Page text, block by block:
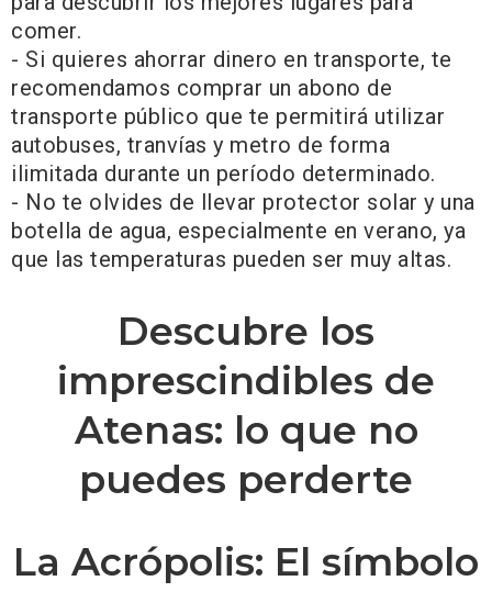
comer.
- Si quieres ahorrar dinero en transporte, te
recomendamos comprar un abono de
transporte público que te permitirá utilizar
autobuses, tranvías y metro de forma
ilimitada durante un período determinado.
- No te olvides de llevar protector solar y una
botella de agua, especialmente en verano, ya
que las temperaturas pueden ser muy altas.
Descubre los
imprescindibles de
Atenas: lo que no
puedes perderte
La Acrópolis: El símbolo